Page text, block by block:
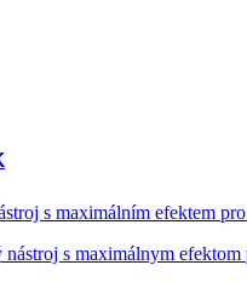
s maximálním efektem